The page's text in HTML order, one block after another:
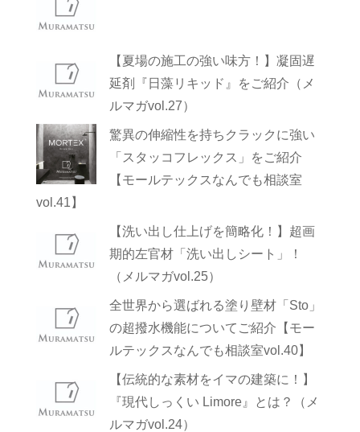
【夏場の施工の強い味方！】凝固遅
延剤『日藻リキッド』をご紹介（メ
ルマガvol.27）
驚異の伸縮性を持ちクラックに強い
「スタッコフレックス」をご紹介
【モールテックスなんでも相談室
vol.41】
【洗い出し仕上げを簡略化！】超画
期的左官材「洗い出しシート」！
（メルマガvol.25）
全世界から選ばれる塗り壁材「Sto」
の超撥水機能についてご紹介【モー
ルテックスなんでも相談室vol.40】
【伝統的な素材をイマの建築に！】
『現代しっくい Limore』とは？（メ
ルマガvol.24）